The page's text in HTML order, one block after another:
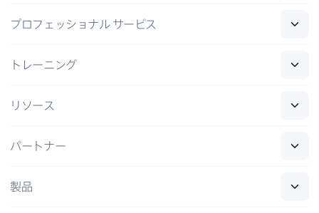
プロフェッショナル サービス
トレーニング
リソース
パートナー
製品